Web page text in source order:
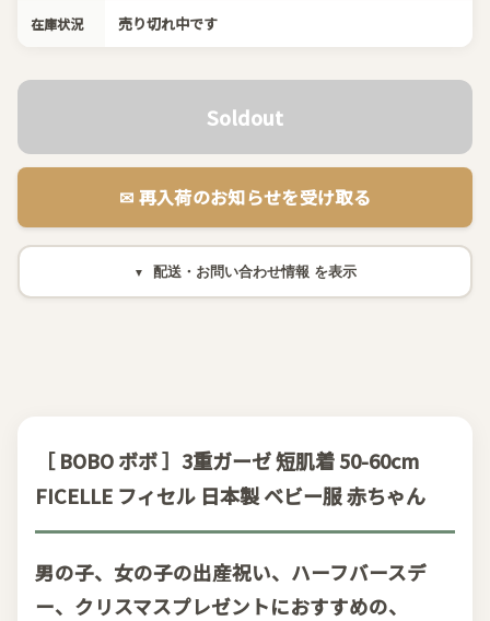
在庫状況 売り切れ中です
Soldout
✉︎ 再入荷のお知らせを受け取る
配送・お問い合わせ情報
［ BOBO ボボ ］3重ガーゼ 短肌着 50-60cm
FICELLE フィセル 日本製 ベビー服 赤ちゃん
男の子、女の子の出産祝い、ハーフバースデ
ー、クリスマスプレゼントにおすすめの、